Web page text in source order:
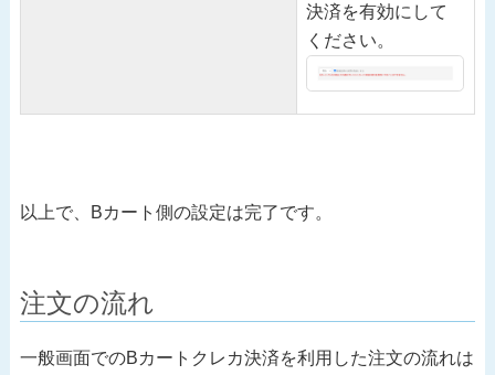
決済を有効にして
ください。
以上で、Bカート側の設定は完了です。
注文の流れ
一般画面でのBカートクレカ決済を利用した注文の流れは